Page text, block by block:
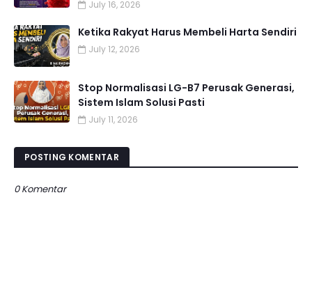
July 16, 2026
Ketika Rakyat Harus Membeli Harta Sendiri
July 12, 2026
Stop Normalisasi LG-B7 Perusak Generasi,
Sistem Islam Solusi Pasti
July 11, 2026
POSTING KOMENTAR
0 Komentar